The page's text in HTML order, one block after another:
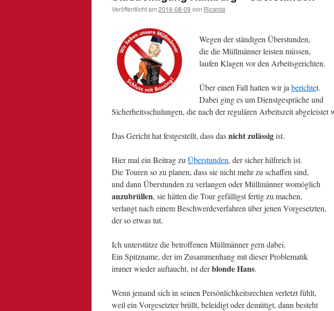
Veröffentlicht am 2016-08-09 von Ricarda
Wegen der ständigen Überstunden,
die die Müllmänner leisten müssen,
laufen Klagen vor den Arbeitsgerichten.
Über einen Fall hatten wir ja berichtet.
Dabei ging es um Dienstgespräche und
Sicherheitsschulungen, die nach der regulären Arbeitszeit abgeleistet
Das Gericht hat festgestellt, dass dasnicht zulässigist.
Hier mal ein Beitrag zu Überstunden, der sicher hilfreich ist.
Die Touren so zu planen, dass sie nicht mehr zu schaffen sind,
und dann Überstunden zu verlangen oder Müllmänner womöglich
anzubrüllen, sie hätten die Tour gefälligst fertig zu machen,
verlangt nach einem Beschwerdeverfahren über jenen Vorgesetzten,
der so etwas tut.
Ich unterstütze die betroffenen Müllmänner gern dabei.
Ein Spitzname, der im Zusammenhang mit dieser Problematik
immer wieder auftaucht, ist derblonde Hans.
Wenn jemand sich in seinen Persönlichkeitsrechten verletzt fühlt,
weil ein Vorgesetzter brüllt, beleidigt oder demütigt, dann besteht